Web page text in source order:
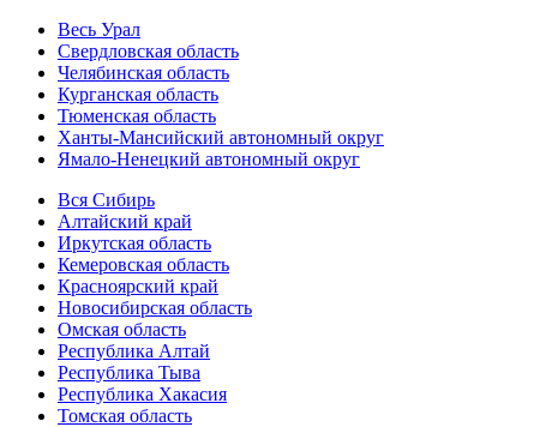
Весь Урал
Свердловская область
Челябинская область
Курганская область
Тюменская область
Ханты-Мансийский автономный округ
Ямало-Ненецкий автономный округ
Вся Сибирь
Алтайский край
Иркутская область
Кемеровская область
Красноярский край
Новосибирская область
Омская область
Республика Алтай
Республика Тыва
Республика Хакасия
Томская область